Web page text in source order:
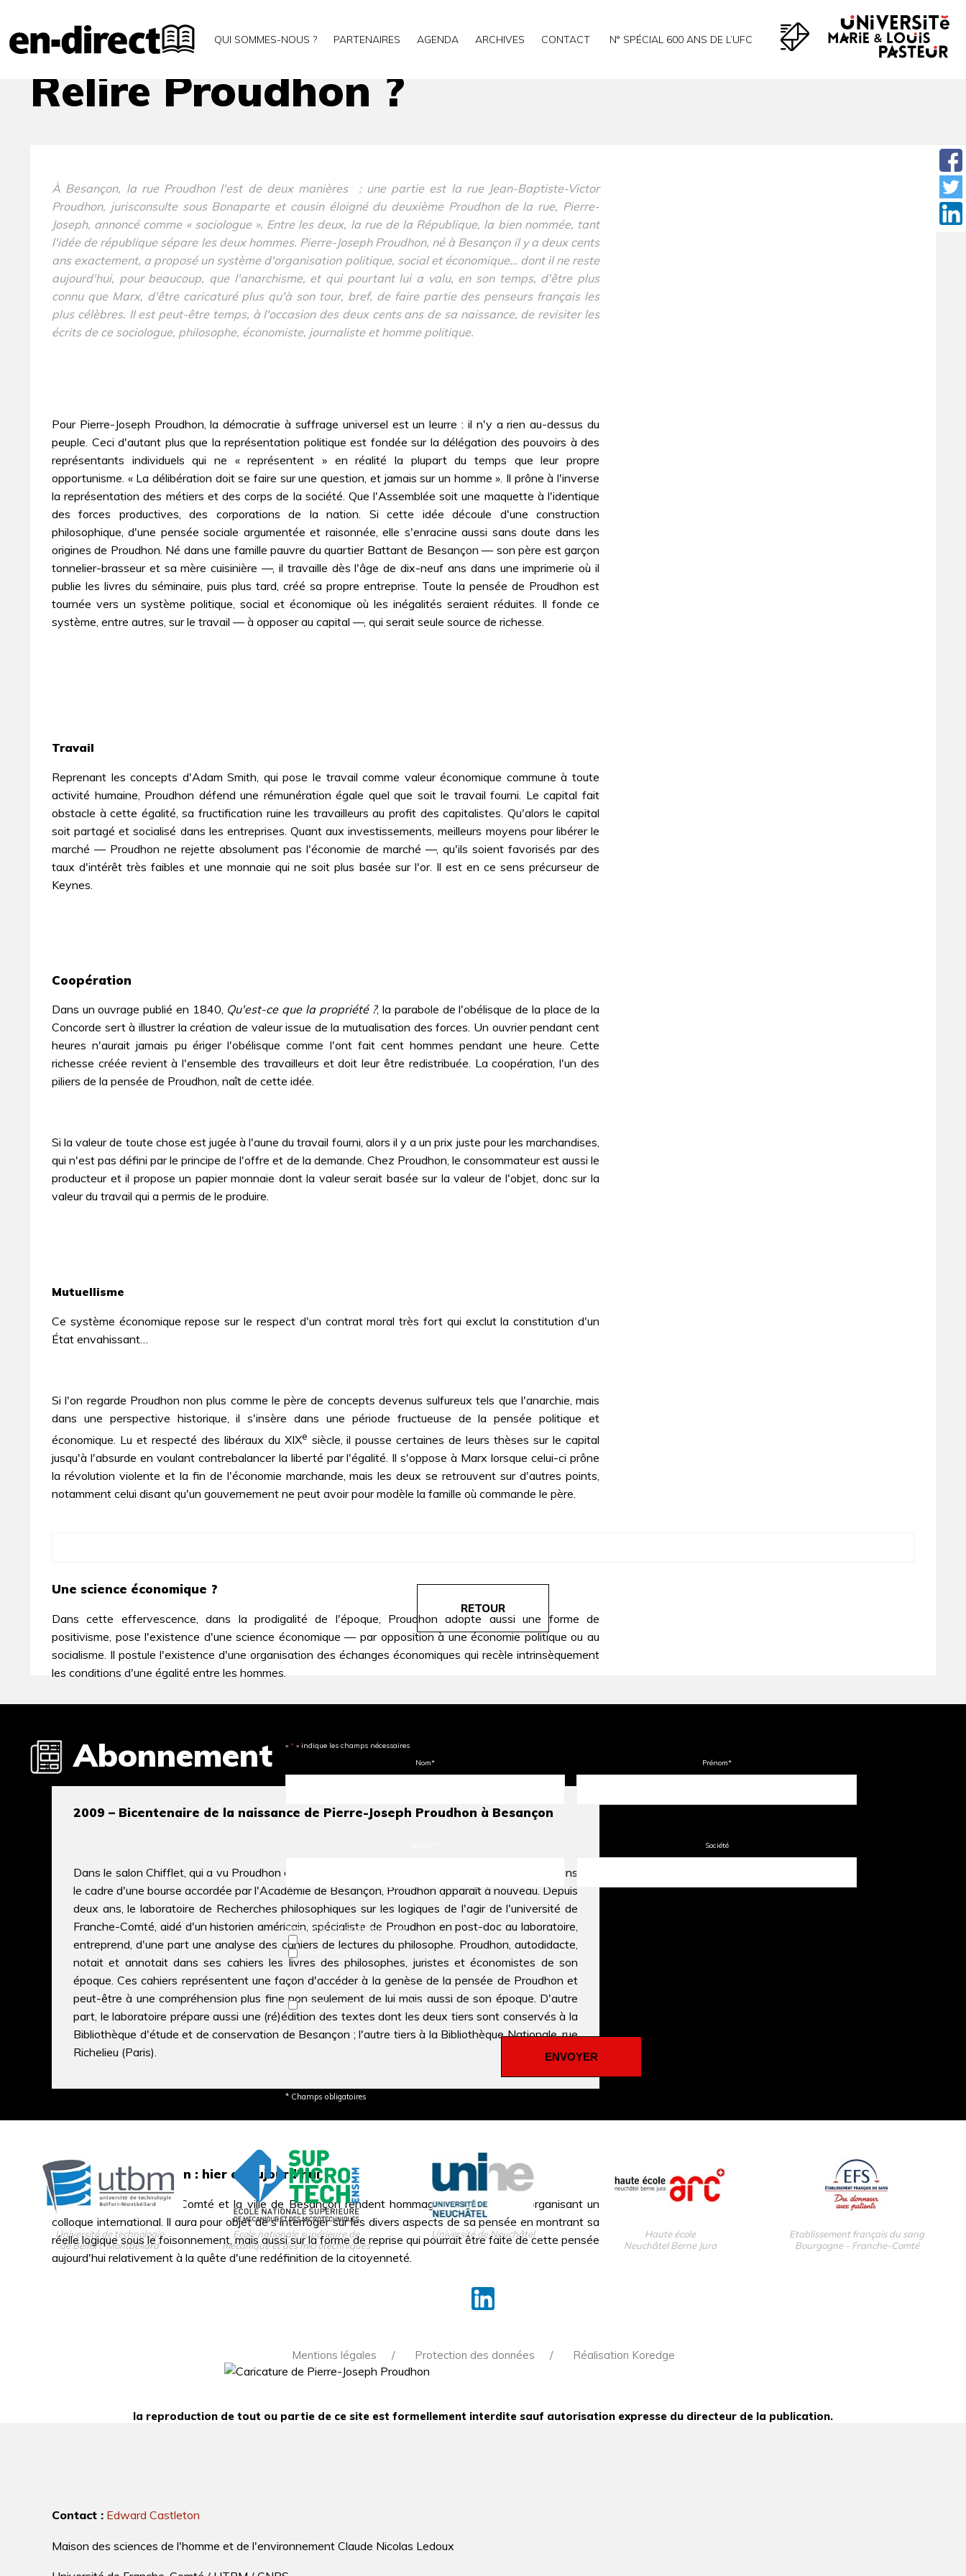
QUI SOMMES-NOUS ? PARTENAIRES AGENDA ARCHIVES CONTACT N° SPÉCIAL 600 ANS DE L’UFC
Archives Relire Proudhon ?
Relire Proudhon ?
À Besançon, la rue Proudhon l'est de deux manières : une partie est la rue Jean-Baptiste-Victor
Proudhon, jurisconsulte sous Bonaparte et cousin éloigné du deuxième Proudhon de la rue, Pierre-
Joseph, annoncé comme « sociologue ». Entre les deux, la rue de la République, la bien nommée, tant
l'idée de république sépare les deux hommes. Pierre-Joseph Proudhon, né à Besançon il y a deux cents
ans exactement, a proposé un système d'organisation politique, social et économique… dont il ne reste
aujourd'hui, pour beaucoup, que l'anarchisme, et qui pourtant lui a valu, en son temps, d'être plus
connu que Marx, d'être caricaturé plus qu'à son tour, bref, de faire partie des penseurs français les
plus célèbres. Il est peut-être temps, à l'occasion des deux cents ans de sa naissance, de revisiter les
écrits de ce sociologue, philosophe, économiste, journaliste et homme politique.
Pour Pierre-Joseph Proudhon, la démocratie à suffrage universel est un leurre : il n'y a rien au-dessus du
peuple. Ceci d'autant plus que la représentation politique est fondée sur la délégation des pouvoirs à des
représentants individuels qui ne « représentent » en réalité la plupart du temps que leur propre
opportunisme. « La délibération doit se faire sur une question, et jamais sur un homme ». Il prône à l'inverse
la représentation des métiers et des corps de la société. Que l'Assemblée soit une maquette à l'identique
des forces productives, des corporations de la nation. Si cette idée découle d'une construction
philosophique, d'une pensée sociale argumentée et raisonnée, elle s'enracine aussi sans doute dans les
origines de Proudhon. Né dans une famille pauvre du quartier Battant de Besançon — son père est garçon
tonnelier-brasseur et sa mère cuisinière —, il travaille dès l'âge de dix-neuf ans dans une imprimerie où il
publie les livres du séminaire, puis plus tard, créé sa propre entreprise. Toute la pensée de Proudhon est
tournée vers un système politique, social et économique où les inégalités seraient réduites. Il fonde ce
système, entre autres, sur le travail — à opposer au capital —, qui serait seule source de richesse.
Travail
Reprenant les concepts d'Adam Smith, qui pose le travail comme valeur économique commune à toute
activité humaine, Proudhon défend une rémunération égale quel que soit le travail fourni. Le capital fait
obstacle à cette égalité, sa fructification ruine les travailleurs au profit des capitalistes. Qu'alors le capital
soit partagé et socialisé dans les entreprises. Quant aux investissements, meilleurs moyens pour libérer le
marché — Proudhon ne rejette absolument pas l'économie de marché —, qu'ils soient favorisés par des
taux d'intérêt très faibles et une monnaie qui ne soit plus basée sur l'or. Il est en ce sens précurseur de
Keynes.
Coopération
Dans un ouvrage publié en 1840, Qu'est-ce que la propriété ?, la parabole de l'obélisque de la place de la
Concorde sert à illustrer la création de valeur issue de la mutualisation des forces. Un ouvrier pendant cent
heures n'aurait jamais pu ériger l'obélisque comme l'ont fait cent hommes pendant une heure. Cette
richesse créée revient à l'ensemble des travailleurs et doit leur être redistribuée. La coopération, l'un des
piliers de la pensée de Proudhon, naît de cette idée.
Si la valeur de toute chose est jugée à l'aune du travail fourni, alors il y a un prix juste pour les marchandises,
qui n'est pas défini par le principe de l'offre et de la demande. Chez Proudhon, le consommateur est aussi le
producteur et il propose un papier monnaie dont la valeur serait basée sur la valeur de l'objet, donc sur la
valeur du travail qui a permis de le produire.
Mutuellisme
Ce système économique repose sur le respect d'un contrat moral très fort qui exclut la constitution d'un
État envahissant…
Si l'on regarde Proudhon non plus comme le père de concepts devenus sulfureux tels que l'anarchie, mais
dans une perspective historique, il s'insère dans une période fructueuse de la pensée politique et
économique. Lu et respecté des libéraux du XIXe siècle, il pousse certaines de leurs thèses sur le capital
jusqu'à l'absurde en voulant contrebalancer la liberté par l'égalité. Il s'oppose à Marx lorsque celui-ci prône
la révolution violente et la fin de l'économie marchande, mais les deux se retrouvent sur d'autres points,
notamment celui disant qu'un gouvernement ne peut avoir pour modèle la famille où commande le père.
Une science économique ?
Dans cette effervescence, dans la prodigalité de l'époque, Proudhon adopte aussi une forme de
positivisme, pose l'existence d'une science économique — par opposition à une économie politique ou au
socialisme. Il postule l'existence d'une organisation des échanges économiques qui recèle intrinsèquement
les conditions d'une égalité entre les hommes.
2009 – Bicentenaire de la naissance de Pierre-Joseph Proudhon à Besançon
Dans le salon Chifflet, qui a vu Proudhon être jugé pour ses mémoires sur la propriété, rédigés dans
le cadre d'une bourse accordée par l'Académie de Besançon, Proudhon apparaît à nouveau. Depuis
deux ans, le laboratoire de Recherches philosophiques sur les logiques de l'agir de l'université de
Franche-Comté, aidé d'un historien américain, spécialiste de Proudhon en post-doc au laboratoire,
entreprend, d'une part une analyse des cahiers de lectures du philosophe. Proudhon, autodidacte,
notait et annotait dans ses cahiers les livres des philosophes, juristes et économistes de son
époque. Ces cahiers représentent une façon d'accéder à la genèse de la pensée de Proudhon et
peut-être à une compréhension plus fine non seulement de lui mais aussi de son époque. D'autre
part, le laboratoire prépare aussi une (ré)édition des textes dont les deux tiers sont conservés à la
Bibliothèque d'étude et de conservation de Besançon ; l'autre tiers à la Bibliothèque Nationale, rue
Richelieu (Paris).
Le siècle de Proudhon : hier et aujourd'hui
L'université de Franche-Comté et la ville de Besançon rendent hommage à Proudhon en organisant un
colloque international. Il aura pour objet de s'interroger sur les divers aspects de sa pensée en montrant sa
réelle logique sous le foisonnement, mais aussi sur la forme de reprise qui pourrait être faite de cette pensée
aujourd'hui relativement à la quête d'une redéfinition de la citoyenneté.
Contact : Edward Castleton
Maison des sciences de l'homme et de l'environnement Claude Nicolas Ledoux
RETOUR
Abonnement « * » indique les champs nécessaires
Nom* Prénom*
Société
Sélectionner une ou plusieurs listes :
En-direct version papier
J’accepte la politique de confidentialité.
* Champs obligatoires
Université de technologie
de Belfort-Montbéliard
Ecole nationale supérieure de
mécanique et des microtechniques
Université de Neuchâtel
Haute école
Neuchâtel Berne Jura
Etablissement français du sang
Bourgogne - Franche-Comté
Mentions légales Protection des données Réalisation Koredge
la reproduction de tout ou partie de ce site est formellement interdite sauf autorisation expresse du directeur de la publication.